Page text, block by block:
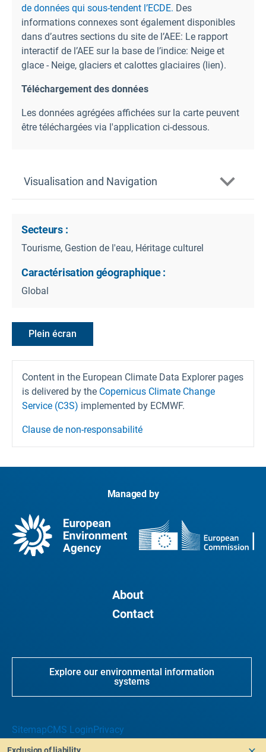
de données qui sous-tendent l’ECDE. Des
informations connexes sont également disponibles
dans d’autres sections du site de l’AEE: Le rapport
interactif de l’AEE sur la base de l’indice: Neige et
glace - Neige, glaciers et calottes glaciaires (lien).
Téléchargement des données
Les données agrégées affichées sur la carte peuvent
être téléchargées via l'application ci-dessous.
Visualisation and Navigation
Secteurs :
Tourisme, Gestion de l'eau, Héritage culturel
Caractérisation géographique :
Global
Plein écran
Content in the European Climate Data Explorer pages
is delivered by the Copernicus Climate Change
Service (C3S) implemented by ECMWF.
Clause de non-responsabilité
Managed by
About
Contact
Explore our environmental information
systems
SitemapCMS LoginPrivacy
Exclusion of liability